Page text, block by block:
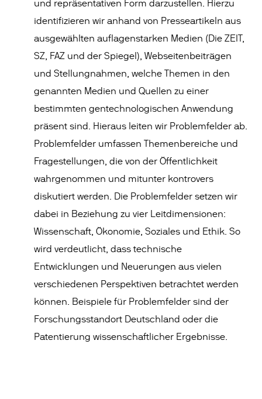
und repräsentativen Form darzustellen. Hierzu
identifizieren wir anhand von Presseartikeln aus
ausgewählten auflagenstarken Medien (Die ZEIT,
SZ, FAZ und der Spiegel), Webseitenbeiträgen
und Stellungnahmen, welche Themen in den
genannten Medien und Quellen zu einer
bestimmten gentechnologischen Anwendung
präsent sind. Hieraus leiten wir Problemfelder ab.
Problemfelder umfassen Themenbereiche und
Fragestellungen, die von der Öffentlichkeit
wahrgenommen und mitunter kontrovers
diskutiert werden. Die Problemfelder setzen wir
dabei in Beziehung zu vier Leitdimensionen:
Wissenschaft, Ökonomie, Soziales und Ethik. So
wird verdeutlicht, dass technische
Entwicklungen und Neuerungen aus vielen
verschiedenen Perspektiven betrachtet werden
können. Beispiele für Problemfelder sind der
Forschungsstandort Deutschland oder die
Patentierung wissenschaftlicher Ergebnisse.